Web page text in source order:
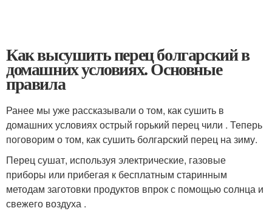
Как высушить перец болгарский в
домашних условиях. Основные
правила
Ранее мы уже рассказывали о том, как сушить в
домашних условиях острый горький перец чили . Теперь
поговорим о том, как сушить болгарский перец на зиму.
Перец сушат, используя электрические, газовые
приборы или прибегая к бесплатным старинным
методам заготовки продуктов впрок с помощью солнца и
свежего воздуха .